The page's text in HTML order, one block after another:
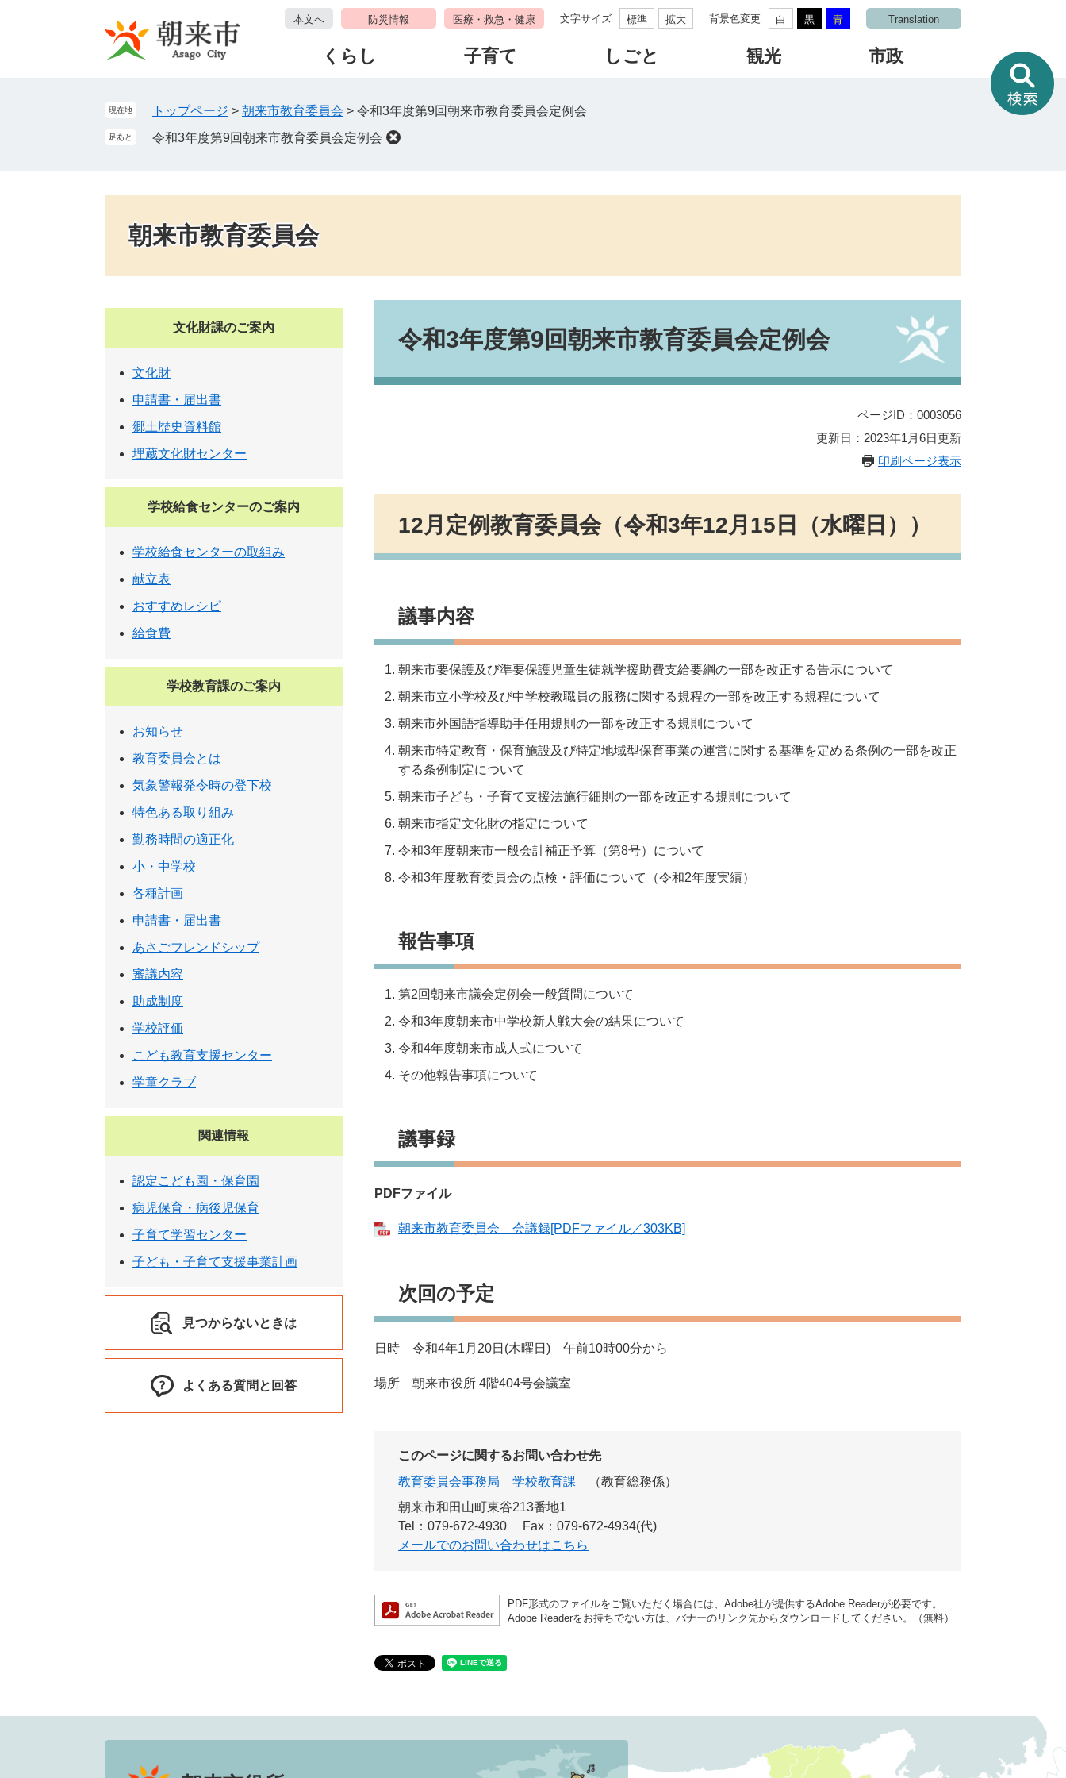
本文へ 防災情報 医療・救急・健康 文字サイズ 標準 拡大 背景色変更 白 黒 青 Translation
くらし 子育て しごと 観光 市政
情
報
を
現在地 トップページ > 朝来市教育委員会 > 令和3年度第9回朝来市教育委員会定例会
足あと 令和3年度第9回朝来市教育委員会定例会
朝来市教育委員会
令和3年度第9回朝来市教育委員会定例会
ページID：0003056
更新日：2023年1月6日更新
印刷ページ表示
12月定例教育委員会（令和3年12月15日（水曜日））
議事内容
朝来市要保護及び準要保護児童生徒就学援助費支給要綱の一部を改正する告示について
朝来市立小学校及び中学校教職員の服務に関する規程の一部を改正する規程について
朝来市外国語指導助手任用規則の一部を改正する規則について
朝来市特定教育・保育施設及び特定地域型保育事業の運営に関する基準を定める条例の一部を改正
する条例制定について
朝来市子ども・子育て支援法施行細則の一部を改正する規則について
朝来市指定文化財の指定について
令和3年度朝来市一般会計補正予算（第8号）について
令和3年度教育委員会の点検・評価について（令和2年度実績）
報告事項
第2回朝来市議会定例会一般質問について
令和3年度朝来市中学校新人戦大会の結果について
令和4年度朝来市成人式について
その他報告事項について
議事録
PDFファイル
朝来市教育委員会 会議録​[PDFファイル／303KB]
次回の予定
日時 令和4年1月20日(木曜日) 午前10時00分から
場所 朝来市役所 4階404号会議室
このページに関するお問い合わせ先
教育委員会事務局
学校教育課
教育総務係
朝来市和田山町東谷213番地1
Tel：079-672-4930
Fax：079-672-4934(代)
メールでのお問い合わせはこちら
PDF形式のファイルをご覧いただく場合には、Adobe社が提供するAdobe Readerが必要です。
Adobe Readerをお持ちでない方は、バナーのリンク先からダウンロードしてください。（無料）
文化財課のご案内
文化財
申請書・届出書
郷土歴史資料館
埋蔵文化財センター
学校給食センターのご案内
学校給食センターの取組み
献立表
おすすめレシピ
給食費
学校教育課のご案内
お知らせ
教育委員会とは
気象警報発令時の登下校
特色ある取り組み
勤務時間の適正化
小・中学校
各種計画
申請書・届出書
あさごフレンドシップ
審議内容
助成制度
学校評価
こども教育支援センター
学童クラブ
関連情報
認定こども園・保育園
病児保育・病後児保育
子育て学習センター
子ども・子育て支援事業計画
見つからないときは
よくある質問と回答